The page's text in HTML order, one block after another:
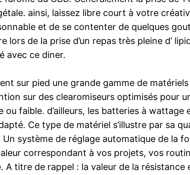
ainsi, laissez libre court à votre
et de se contenter de quelques
lors de la prise d’un repas très pleine d’
avec ce diner.
sur pied une grande gamme de
sur des clearomiseurs optimisés pour
ou faible. d’ailleurs, les batteries à
Ce type de matériel s’illustre par sa
système de réglage automatique de la
correspondant à vos projets, vos
A titre de rappel : la valeur de la